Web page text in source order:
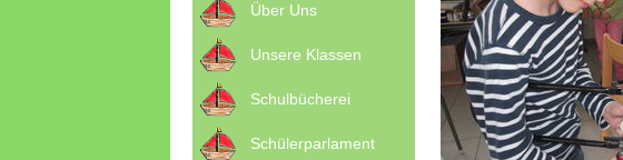
Über Uns
Unsere Klassen
Schulbücherei
Schülerparlament